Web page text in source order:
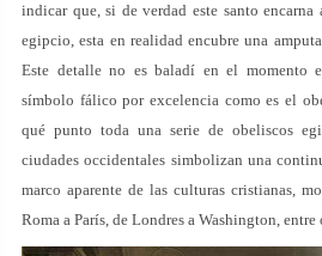
indicar que, si de verdad este santo
egipcio, esta en realidad encubre una
Este detalle no es baladí en el momento
símbolo fálico por excelencia como es el
qué punto toda una serie de obeliscos
ciudades occidentales simbolizan una
marco aparente de las culturas cristianas,
Roma a París, de Londres a Washington, entre